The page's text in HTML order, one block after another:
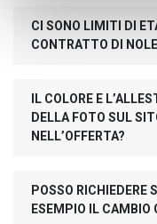
CI SONO LIMITI DI
CONTRATTO DI
IL COLORE E
DELLA FOTO SUL
NELL’OFFERTA?
POSSO RICHIEDERE
ESEMPIO IL CAMBIO